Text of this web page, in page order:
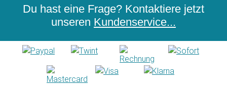
Du hast eine Frage? Kontaktiere jetzt
unseren Kundenservice...